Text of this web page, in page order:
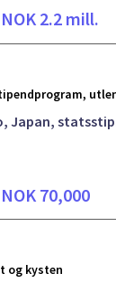
NOK 2.2 mill.
Japan,
NOK 70,000
og kysten